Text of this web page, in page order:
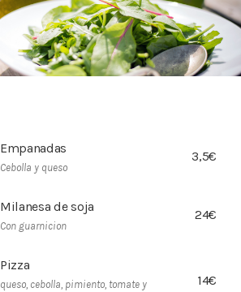
Empanadas
Cebolla y queso
3,5€
Milanesa de soja
Con guarnicion
24€
Pizza
queso, cebolla, pimiento, tomate y
14€